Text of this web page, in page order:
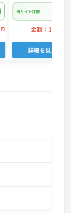
円
ロール 日用品 人気
当サイト評価
金額：14,000
詳細を見る